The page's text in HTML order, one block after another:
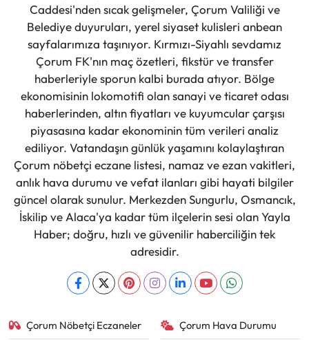
Caddesi'nden sıcak gelişmeler, Çorum Valiliği ve
Belediye duyuruları, yerel siyaset kulisleri anbean
sayfalarımıza taşınıyor. Kırmızı-Siyahlı sevdamız
Çorum FK'nın maç özetleri, fikstür ve transfer
haberleriyle sporun kalbi burada atıyor. Bölge
ekonomisinin lokomotifi olan sanayi ve ticaret odası
haberlerinden, altın fiyatları ve kuyumcular çarşısı
piyasasına kadar ekonominin tüm verileri analiz
ediliyor. Vatandaşın günlük yaşamını kolaylaştıran
Çorum nöbetçi eczane listesi, namaz ve ezan vakitleri,
anlık hava durumu ve vefat ilanları gibi hayati bilgiler
güncel olarak sunulur. Merkezden Sungurlu, Osmancık,
İskilip ve Alaca'ya kadar tüm ilçelerin sesi olan Yayla
Haber; doğru, hızlı ve güvenilir haberciliğin tek
adresidir.
Çorum Nöbetçi Eczaneler Çorum Hava Durumu